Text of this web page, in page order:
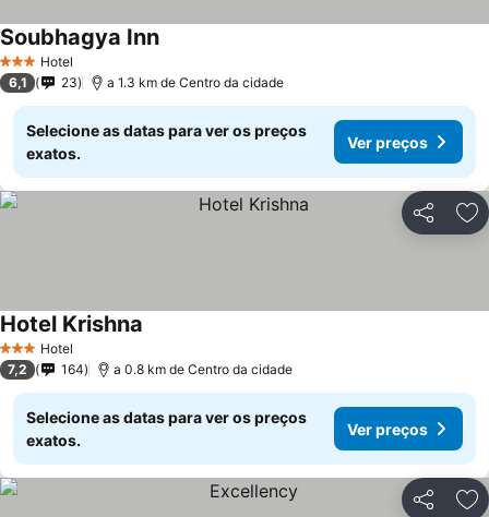
3 EstrelasHotel
Soubhagya InnVer preços
6,1 23 a 1.3 km de Centro da cidade
Selecione as datas para ver os preços
exatos.
Ver preços
Partilhar
3 EstrelasHotel
Hotel Krishna
7,2 164 a 0.8 km de Centro da cidade
Selecione as datas para ver os preços
exatos.
Ver preços
Partilhar